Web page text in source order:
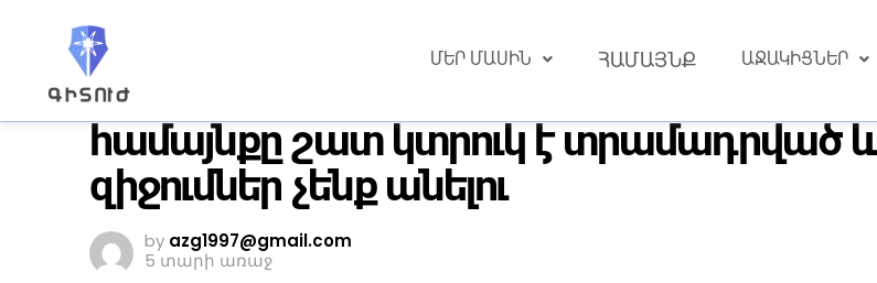
ՄԵՐ ՄԱՍԻՆ ՀԱՄԱՅՆՔ ԱՋԱԿԻՑՆԵՐ
ԼՈՒՐԵՐ
Երկրի վիճակը կտրիտիկական է․ ՏՏ
համայնքը շատ կտրուկ է տրամադրված և
զիջումներ չենք անելու
by azg1997@gmail.com
5 տարի առաջ